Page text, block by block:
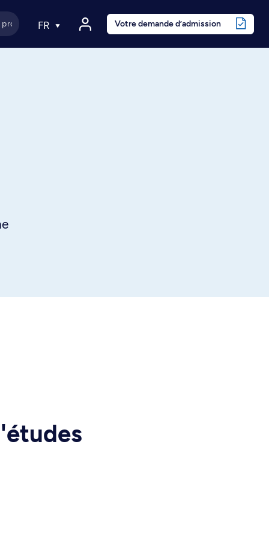
FR Votre demande d’admission